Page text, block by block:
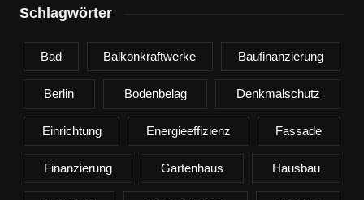
Schlagwörter
Bad Balkonkraftwerke Baufinanzierung
Berlin Bodenbelag Denkmalschutz
Einrichtung Energieeffizienz Fassade
Finanzierung Gartenhaus Hausbau